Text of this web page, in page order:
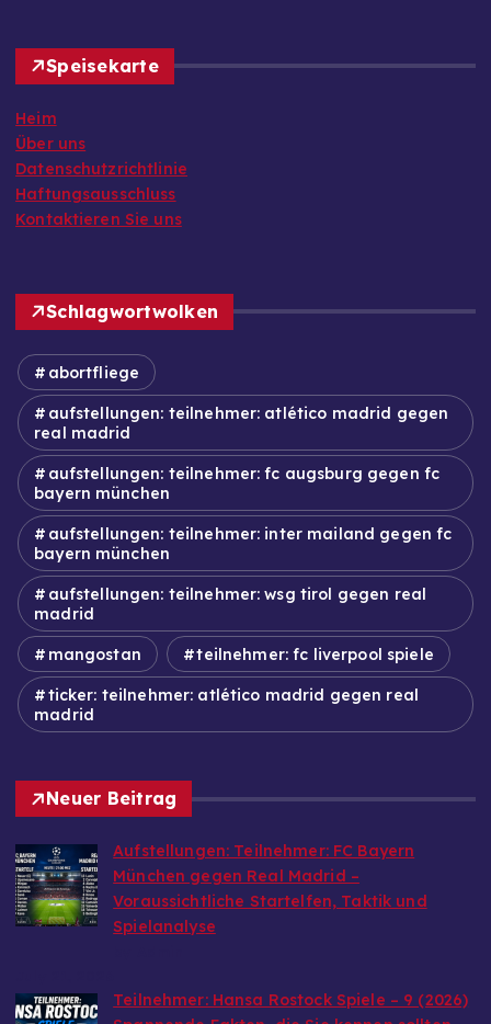
Speisekarte
Heim
Über uns
Datenschutzrichtlinie
Haftungsausschluss
Schlagwortwolken
abortfliege
aufstellungen: teilnehmer: atlético madrid gegen
real madrid
aufstellungen: teilnehmer: fc augsburg gegen fc
bayern münchen
aufstellungen: teilnehmer: inter mailand gegen fc
bayern münchen
aufstellungen: teilnehmer: wsg tirol gegen real
madrid
mangostan teilnehmer: fc liverpool spiele
ticker: teilnehmer: atlético madrid gegen real
madrid
Neuer Beitrag
Aufstellungen: Teilnehmer: FC Bayern
München gegen Real Madrid –
Voraussichtliche Startelfen, Taktik und
July 21, 2026